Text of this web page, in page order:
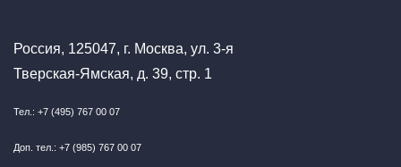
Россия, 125047, г. Москва, ул. 3-я
Тверская-Ямская, д. 39, стр. 1
Тел.: +7 (495) 767 00 07
Доп. тел.: +7 (985) 767 00 07